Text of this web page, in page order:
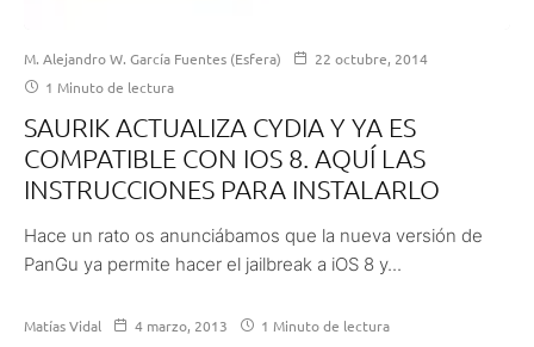
M. Alejandro W. García Fuentes (Esfera)
22 octubre, 2014
1 Minuto de lectura
SAURIK ACTUALIZA CYDIA Y YA ES
COMPATIBLE CON IOS 8. AQUÍ LAS
INSTRUCCIONES PARA INSTALARLO
Hace un rato os anunciábamos que la nueva versión de
PanGu ya permite hacer el jailbreak a iOS 8 y...
Matías Vidal 4 marzo, 2013 1 Minuto de lectura